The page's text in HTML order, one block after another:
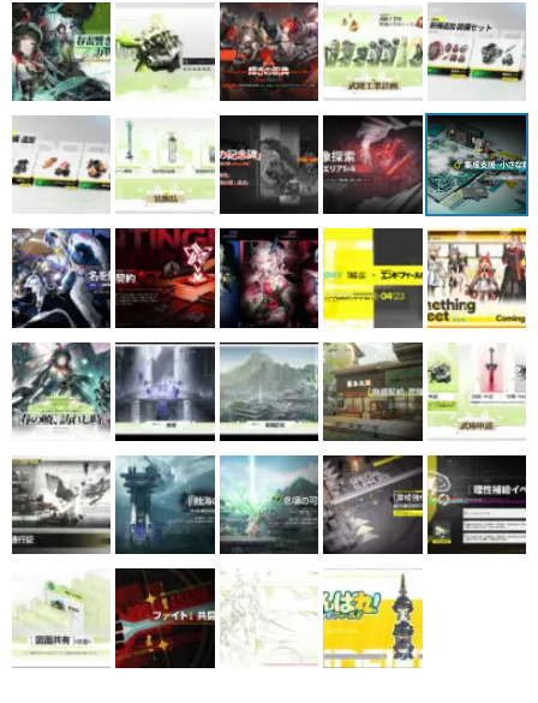
マンガ
女性向け
アプリレビュー
その他
電ファミニコゲーマーとは？
運営：株式会社マレ